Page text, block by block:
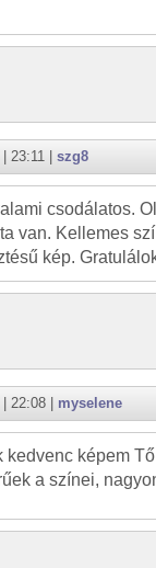
| 23:11 | szg8
csodálatos.
van. Kellemes
kép.
| 22:08 | myselene
kedvenc képem
a színei,